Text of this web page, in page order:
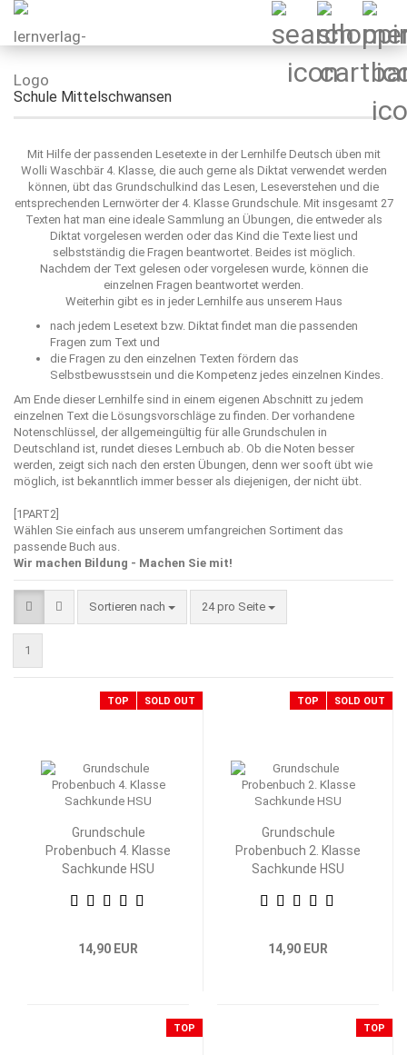
Schule Mittelschwansen
Mit Hilfe der passenden Lesetexte in der Lernhilfe Deutsch üben mit
Wolli Waschbär 4. Klasse, die auch gerne als Diktat verwendet werden
können, übt das Grundschulkind das Lesen, Leseverstehen und die
entsprechenden Lernwörter der 4. Klasse Grundschule. Mit insgesamt 27
Texten hat man eine ideale Sammlung an Übungen, die entweder als
Diktat vorgelesen werden oder das Kind die Texte liest und
selbstständig die Fragen beantwortet. Beides ist möglich.
Nachdem der Text gelesen oder vorgelesen wurde, können die
einzelnen Fragen beantwortet werden.
Weiterhin gibt es in jeder Lernhilfe aus unserem Haus
nach jedem Lesetext bzw. Diktat findet man die passenden
Fragen zum Text und
die Fragen zu den einzelnen Texten fördern das
Selbstbewusstsein und die Kompetenz jedes einzelnen Kindes.
Am Ende dieser Lernhilfe sind in einem eigenen Abschnitt zu jedem
einzelnen Text die Lösungsvorschläge zu finden. Der vorhandene
Notenschlüssel, der allgemeingültig für alle Grundschulen in
Deutschland ist, rundet dieses Lernbuch ab. Ob die Noten besser
werden, zeigt sich nach den ersten Übungen, denn wer sooft übt wie
möglich, ist bekanntlich immer besser als diejenigen, der nicht übt.
[1PART2]
Wählen Sie einfach aus unserem umfangreichen Sortiment das
passende Buch aus.
Wir machen Bildung - Machen Sie mit!
Sortieren nach
Sortieren nach 24 pro Seite
pro Seite
1
TOP SOLD OUT
Grundschule
Probenbuch 4. Klasse
Sachkunde HSU
14,90 EUR
TOP SOLD OUT
Grundschule
Probenbuch 2. Klasse
Sachkunde HSU
14,90 EUR
TOP TOP